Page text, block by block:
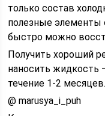
только состав
полезные элементы
быстро можно
Получить хороший
наносить жидкость
течение 1-2 месяцев.
@ marusya_i_puh